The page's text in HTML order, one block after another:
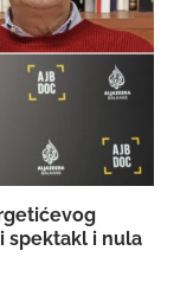
spektakl i nula